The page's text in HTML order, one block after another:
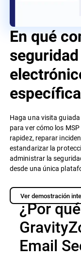
En qué
Haga una visita
para ver cómo los
rapidez, reparar
estandarizar la
administrar la
desde una única
Ver demostración
¿Por
Email